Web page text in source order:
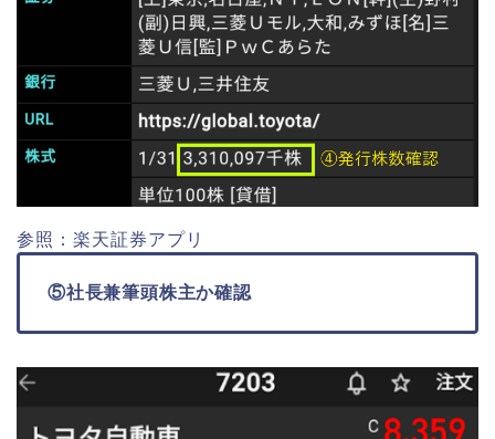
参照：楽天証券アプリ
⑤社長兼筆頭株主か確認